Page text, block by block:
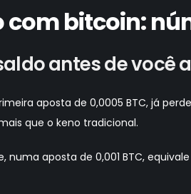
com bitcoin:
antes de você
aposta de 0,0005 BTC, já
que o keno tradicional.
numa aposta de 0,001 BTC,